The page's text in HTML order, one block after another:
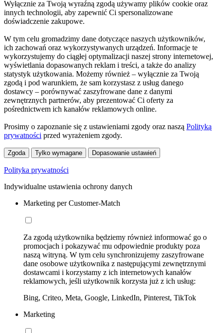
Wyłącznie za Twoją wyraźną zgodą używamy plików cookie oraz
innych technologii, aby zapewnić Ci spersonalizowane
doświadczenie zakupowe.
W tym celu gromadzimy dane dotyczące naszych użytkowników,
ich zachowań oraz wykorzystywanych urządzeń. Informacje te
wykorzystujemy do ciągłej optymalizacji naszej strony internetowej,
wyświetlania dopasowanych reklam i treści, a także do analizy
statystyk użytkowania. Możemy również – wyłącznie za Twoją
zgodą i pod warunkiem, że sam korzystasz z usług danego
dostawcy – porównywać zaszyfrowane dane z danymi
zewnętrznych partnerów, aby prezentować Ci oferty za
pośrednictwem ich kanałów reklamowych online.
Prosimy o zapoznanie się z ustawieniami zgody oraz naszą Polityką
prywatności przed wyrażeniem zgody.
Zgoda Tylko wymagane Dopasowanie ustawień
Polityka prywatności
Indywidualne ustawienia ochrony danych
Marketing per Customer-Match
Za zgodą użytkownika będziemy również informować go o
promocjach i pokazywać mu odpowiednie produkty poza
naszą witryną. W tym celu synchronizujemy zaszyfrowane
dane osobowe użytkownika z następującymi zewnętrznymi
dostawcami i korzystamy z ich internetowych kanałów
reklamowych, jeśli użytkownik korzysta już z ich usług:
Bing, Criteo, Meta, Google, LinkedIn, Pinterest, TikTok
Marketing